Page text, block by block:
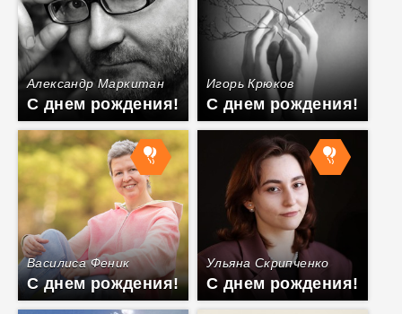
Александр Маркитан
С днем рождения!
Игорь Крюков
С днем рождения!
Василиса Феник
С днем рождения!
Ульяна Скрипченко
С днем рождения!